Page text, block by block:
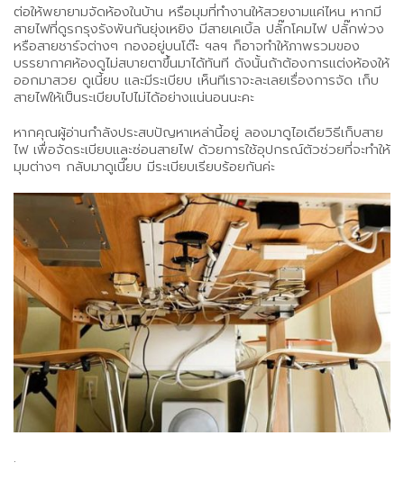
ต่อให้พยายามจัดห้องในบ้าน หรือมุมที่ทำงานให้สวยงามแค่ไหน หากมี
สายไฟที่ดูรกรุงรังพันกันยุ่งเหยิง มีสายเคเบิ้ล ปลั๊กโคมไฟ ปลั๊กพ่วง
หรือสายชาร์จต่างๆ กองอยู่บนโต๊ะ ฯลฯ ก็อาจทำให้ภาพรวมของ
บรรยากาศห้องดูไม่สบายตาขึ้นมาได้ทันที ดังนั้นถ้าต้องการแต่งห้องให้
ออกมาสวย ดูเนี้ยบ และมีระเบียบ เห็นทีเราจะละเลยเรื่องการจัด เก็บ
สายไฟให้เป็นระเบียบไปไม่ได้อย่างแน่นอนนะคะ
หากคุณผู้อ่านกำลังประสบปัญหาเหล่านี้อยู่ ลองมาดูไอเดียวิธีเก็บสาย
ไฟ เพื่อจัดระเบียบและซ่อนสายไฟ ด้วยการใช้อุปกรณ์ตัวช่วยที่จะทำให้
มุมต่างๆ กลับมาดูเนี๊ยบ มีระเบียบเรียบร้อยกันค่ะ
.